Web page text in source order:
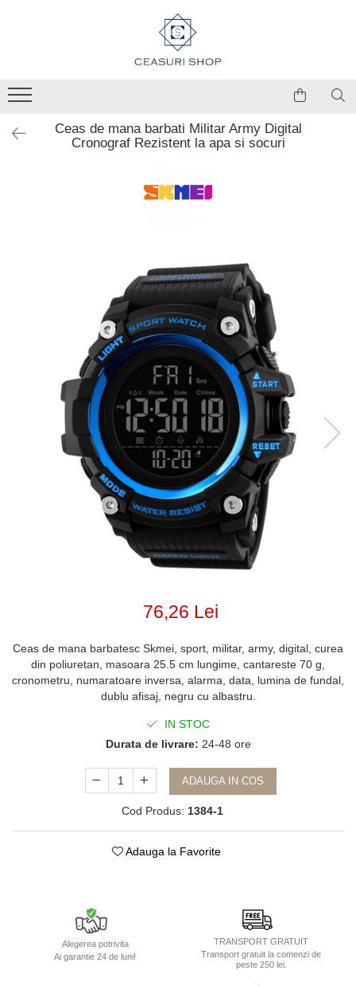
Ceas de mana barbati Militar Army Digital
Cronograf Rezistent la apa si socuri
76,26 Lei
Ceas de mana barbatesc Skmei, sport, militar, army, digital, curea
din poliuretan, masoara 25.5 cm lungime, cantareste 70 g,
cronometru, numaratoare inversa, alarma, data, lumina de fundal,
dublu afisaj, negru cu albastru.
IN STOC
Durata de livrare: 24-48 ore
ADAUGA IN COS
Cod Produs: 1384-1
Adauga la Favorite
Alegerea potrivita
Ai garantie 24 de luni!
TRANSPORT GRATUIT
Transport gratuit la comenzi de
peste 250 lei.